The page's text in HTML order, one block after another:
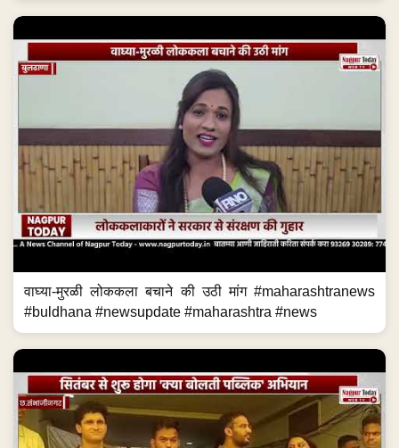
वाघ्या-मुरळी लोककला बचाने की उठी मांग #maharashtranews
#buldhana #newsupdate #maharashtra #news